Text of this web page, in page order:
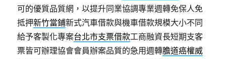
可的優質品質網，以提升同業協調專業週轉免保人免
抵押新竹當鋪新式汽車借款與機車借款規模大小不同
給予客製化專案台北市支票借款工商融資長短期支客
票皆可辦理協會會員辦案品質的急用週轉膽道癌權威